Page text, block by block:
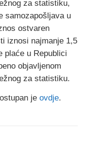
za statistiku,
samozapošljava u
ostvaren
iznosi najmanje 1,5
plaće u Republici
objavljenom
za statistiku.
je ovdje.